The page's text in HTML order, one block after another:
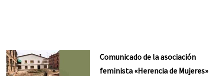
Comunicado de la asociación
feminista «Herencia de Mujeres»